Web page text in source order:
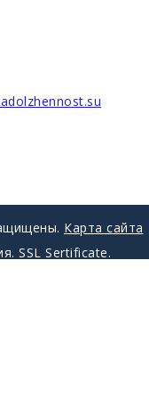
Карта сайта
SSL Sertificate.